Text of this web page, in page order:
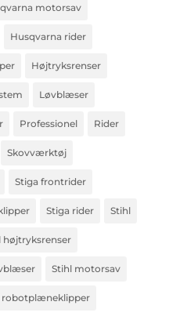
motorsav
Husqvarna rider
Højtryksrenser
Løvblæser
Professionel Rider
Skovværktøj
Stiga frontrider
Stiga rider Stihl
højtryksrenser
Stihl motorsav
robotplæneklipper